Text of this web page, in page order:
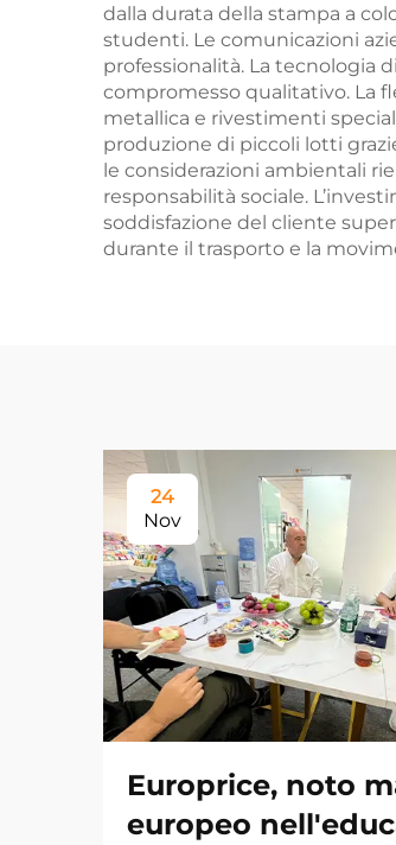
dalla durata della stampa a
studenti. Le comunicazioni
professionalità. La tecnologia
compromesso qualitativo. La
metallica e rivestimenti
produzione di piccoli lotti
le considerazioni ambientali
responsabilità sociale.
soddisfazione del cliente
durante il trasporto e la
24
Nov
Europrice, noto
europeo